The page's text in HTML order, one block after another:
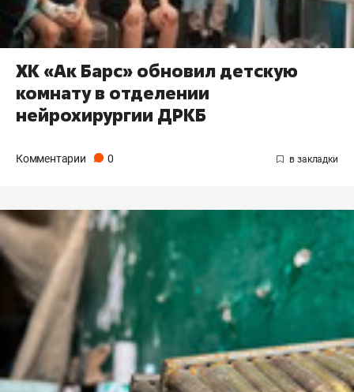
ХК «Ак Барс» обновил детскую
комнату в отделении
нейрохирургии ДРКБ
Комментарии 0